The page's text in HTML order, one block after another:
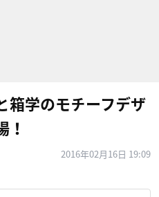
箱学のモチーフデザ
！
2016年02月16日 19:09